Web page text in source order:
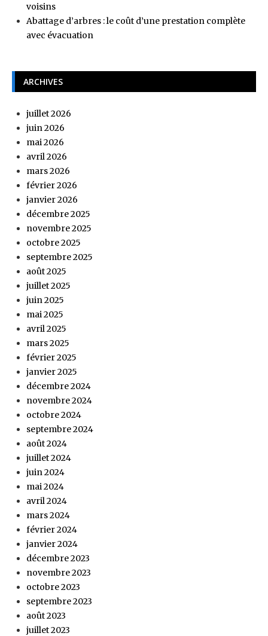
voisins
Abattage d’arbres : le coût d’une prestation complète
avec évacuation
ARCHIVES
juillet 2026
juin 2026
mai 2026
avril 2026
mars 2026
février 2026
janvier 2026
décembre 2025
novembre 2025
octobre 2025
septembre 2025
août 2025
juillet 2025
juin 2025
mai 2025
avril 2025
mars 2025
février 2025
janvier 2025
décembre 2024
novembre 2024
octobre 2024
septembre 2024
août 2024
juillet 2024
juin 2024
mai 2024
avril 2024
mars 2024
février 2024
janvier 2024
décembre 2023
novembre 2023
octobre 2023
septembre 2023
août 2023
juillet 2023